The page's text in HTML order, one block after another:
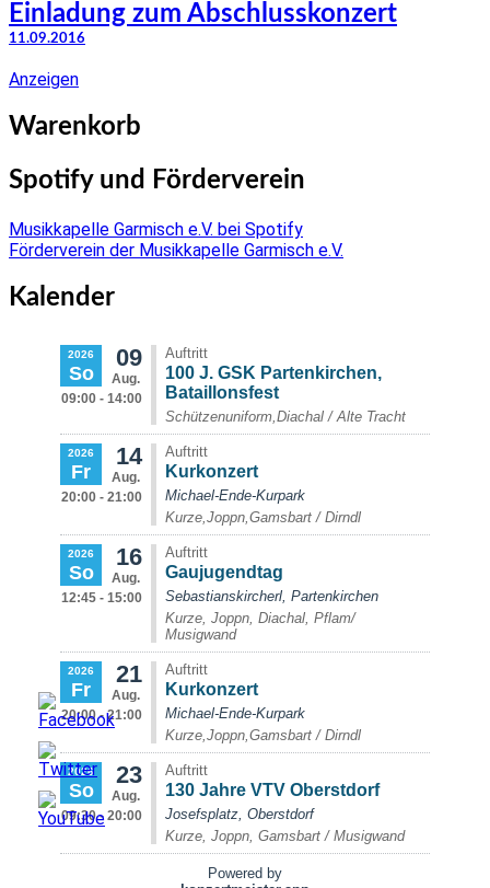
Einladung zum Abschlusskonzert
11.09.2016
Anzeigen
Warenkorb
Spotify und Förderverein
Musikkapelle Garmisch e.V. bei Spotify
Förderverein der Musikkapelle Garmisch e.V.
Kalender